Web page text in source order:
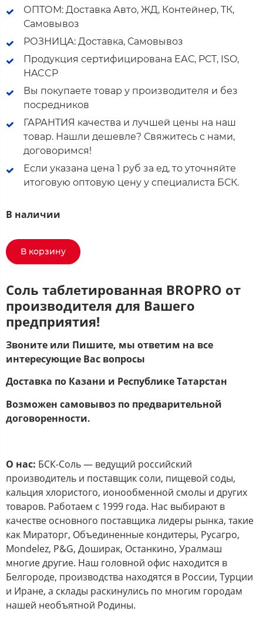
ОПТОМ: Доставка Авто, ЖД, Контейнер, ТК,
Самовывоз
РОЗНИЦА: Доставка, Самовывоз
Продукция сертифицирована ЕАС, РСТ, ISO,
HACCP
Вы покупаете товар у производителя и без
посредников
ГАРАНТИЯ качества и лучшей цены на наш
товар. Нашли дешевле? Свяжитесь с нами,
договоримся!
Если указана цена 1 руб за ед, то уточняйте
итоговую оптовую цену у специалиста БСК.
В наличии
В корзину
Соль таблетированная BROPRO от
производителя для Вашего
предприятия!
Звоните или Пишите, мы ответим на все
интересующие Вас вопросы
Доставка по Казани и Республике Татарстан
Возможен самовывоз по предварительной
договоренности.
О нас: БСК-Соль — ведущий российский
производитель и поставщик соли, пищевой соды,
кальция хлористого, ионообменной смолы и других
товаров. Работаем с 1999 года. Нас выбирают в
качестве основного поставщика лидеры рынка, такие
как Мираторг, Объединенные кондитеры, Русагро,
Mondelez, P&G, Доширак, Останкино, Уралмаш
многие другие. Наш головной офис находится в
Белгороде, производства находятся в России, Турции
и Иране, а склады раскинулись по многим городам
нашей необъятной Родины.